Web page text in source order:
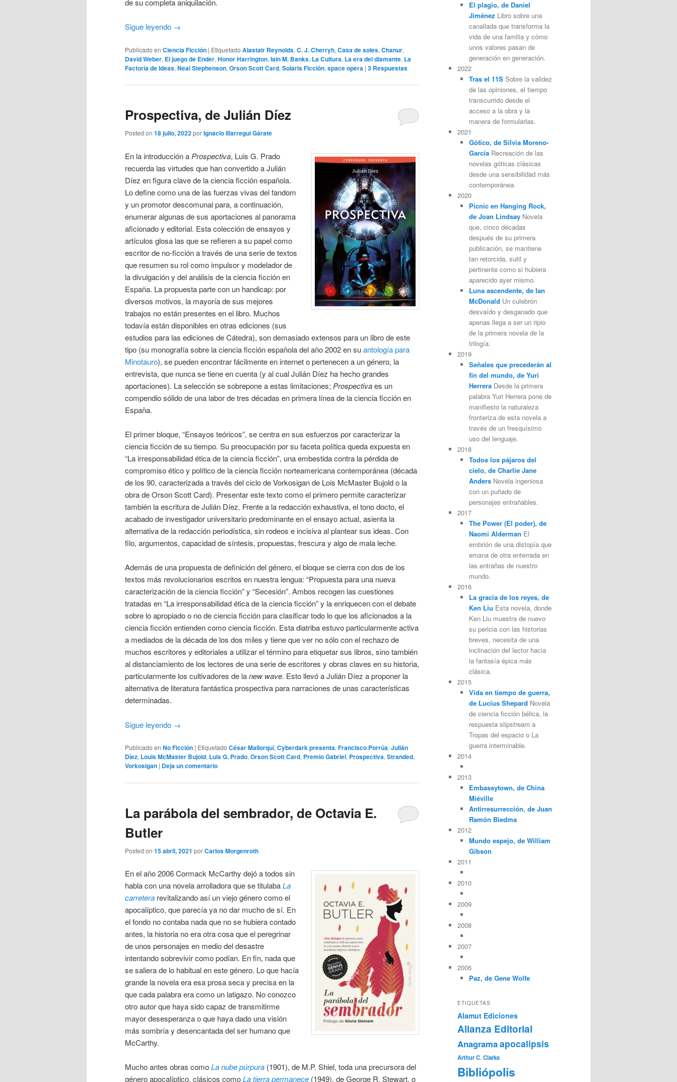
de su completa aniquilación.
Sigue leyendo →
Publicado en Ciencia Ficción | Etiquetado Alastair Reynolds, C. J. Cherryh, Casa de soles, Chanur,
David Weber, El juego de Ender, Honor Harrington, Iain M. Banks, La Cultura, La era del diamante, La
Factoría de Ideas, Neal Stephenson, Orson Scott Card, Solaris Ficción, space opera | 3 Respuestas
Prospectiva, de Julián Díez
Posted on 18 julio, 2022porIgnacio Illarregui Gárate
En la introducción a Prospectiva, Luis G. Prado
recuerda las virtudes que han convertido a Julián
Díez en figura clave de la ciencia ficción española.
Lo define como una de las fuerzas vivas del fandom
y un promotor descomunal para, a continuación,
enumerar algunas de sus aportaciones al panorama
aficionado y editorial. Esta colección de ensayos y
artículos glosa las que se refieren a su papel como
escritor de no-ficción a través de una serie de textos
que resumen su rol como impulsor y modelador de
la divulgación y del análisis de la ciencia ficción en
España. La propuesta parte con un handicap: por
diversos motivos, la mayoría de sus mejores
trabajos no están presentes en el libro. Muchos
todavía están disponibles en otras ediciones (sus
estudios para las ediciones de Cátedra), son demasiado extensos para un libro de este
tipo (su monografía sobre la ciencia ficción española del año 2002 en suantología para
Minotauro), se pueden encontrar fácilmente en internet o pertenecen a un género, la
entrevista, que nunca se tiene en cuenta (y al cual Julián Díez ha hecho grandes
aportaciones). La selección se sobrepone a estas limitaciones; Prospectivaes un
compendio sólido de una labor de tres décadas en primera línea de la ciencia ficción en
España.
El primer bloque, “Ensayos teóricos”, se centra en sus esfuerzos por caracterizar la
ciencia ficción de su tiempo. Su preocupación por su faceta política queda expuesta en
“La irresponsabilidad ética de la ciencia ficción”, una embestida contra la pérdida de
compromiso ético y político de la ciencia ficción norteamericana contemporánea (década
de los 90, caracterizada a través del ciclo de Vorkosigan de Lois McMaster Bujold o la
obra de Orson Scott Card). Presentar este texto como el primero permite caracterizar
también la escritura de Julián Díez. Frente a la redacción exhaustiva, el tono docto, el
acabado de investigador universitario predominante en el ensayo actual, asienta la
alternativa de la redacción periodística, sin rodeos e incisiva al plantear sus ideas. Con
filo, argumentos, capacidad de síntesis, propuestas, frescura y algo de mala leche.
Además de una propuesta de definición del género, el bloque se cierra con dos de los
textos más revolucionarios escritos en nuestra lengua: “Propuesta para una nueva
caracterización de la ciencia ficción” y “Secesión”. Ambos recogen las cuestiones
tratadas en “La irresponsabilidad ética de la ciencia ficción” y la enriquecen con el debate
sobre lo apropiado o no de ciencia ficción para clasificar todo lo que los aficionados a la
ciencia ficción entienden como ciencia ficción. Esta diatriba estuvo particularmente activa
a mediados de la década de los dos miles y tiene que ver no sólo con el rechazo de
muchos escritores y editoriales a utilizar el término para etiquetar sus libros, sino también
al distanciamiento de los lectores de una serie de escritores y obras claves en su historia,
particularmente los cultivadores de lanew wave. Esto llevó a Julián Díez a proponer la
alternativa de literatura fantástica prospectiva para narraciones de unas características
determinadas.
Sigue leyendo →
Publicado en No Ficción | Etiquetado César Mallorquí, Cyberdark presenta, Francisco Porrúa, Julián
Díez, Louis McMaster Bujold, Luis G. Prado, Orson Scott Card, Premio Gabriel, Prospectiva, Stranded,
Vorkosigan | Deja un comentario
La parábola del sembrador, de Octavia E.
Butler
Posted on 15 abril, 2021 porCarlos Morgenroth
En el año 2006 Cormack McCarthy dejó a todos sin
habla con una novela arrolladora que se titulabaLa
carretera revitalizando así un viejo género como el
apocalíptico, que parecía ya no dar mucho de sí. En
el fondo no contaba nada que no se hubiera contado
antes, la historia no era otra cosa que el peregrinar
de unos personajes en medio del desastre
intentando sobrevivir como podían. En fin, nada que
se saliera de lo habitual en este género. Lo que hacía
grande la novela era esa prosa seca y precisa en la
que cada palabra era como un latigazo. No conozco
otro autor que haya sido capaz de transmitirme
mayor desesperanza o que haya dado una visión
más sombría y desencantada del ser humano que
McCarthy.
Mucho antes obras comoLa nube púrpura (1901), de M.P. Shiel, toda una precursora del
género apocalíptico, clásicos comoLa tierra permanece (1949), de George R. Stewart, o
El plagio, de Daniel
Jiménez Libro sobre una
canallada que transforma la
vida de una familia y cómo
unos valores pasan de
generación en generación.
2022
Tras el 11SSobre la validez
de las opiniones, el tiempo
transcurrido desde el
acceso a la obra y la
manera de formularlas.
2021
Gótico, de Silvia Moreno-
GarcíaRecreación de las
novelas góticas clásicas
desde una sensibilidad más
contemporánea.
2020
Picnic en Hanging Rock,
de Joan LindsayNovela
que, cinco décadas
después de su primera
publicación, se mantiene
tan retorcida, sutil y
pertinente como si hubiera
aparecido ayer mismo.
Luna ascendente, de Ian
McDonald Un culebrón
desvaído y desganado que
apenas llega a ser un ripio
de la primera novela de la
trilogía.
2019
Señales que precederán al
fin del mundo, de Yuri
HerreraDesde la primera
palabra Yuri Herrera pone de
manifiesto la naturaleza
fronteriza de esta novela a
través de un fresquísimo
uso del lenguaje.
2018
Todos los pájaros del
cielo, de Charlie Jane
AndersNovela ingeniosa
con un puñado de
personajes entrañables.
2017
The Power (El poder), de
Naomi Alderman El
embrión de una distopía que
emana de otra enterrada en
las entrañas de nuestro
mundo.
2016
La gracia de los reyes, de
Ken Liu Esta novela, donde
Ken Liu muestra de nuevo
su pericia con las historias
breves, necesita de una
inclinación del lector hacia
la fantasía épica más
clásica.
2015
Vida en tiempo de guerra,
de Lucius Shepard Novela
de ciencia ficción bélica, la
respuesta slipstream a
Tropas del espacio o La
guerra interminable.
2014
2013
Embassytown, de China
Miéville
Antirresurrección, de Juan
Ramón Biedma
2012
Mundo espejo, de William
Gibson
2011
2010
2009
2008
2007
2006
Paz, de Gene Wolfe
ETIQUETAS
Alamut Ediciones
Alianza Editorial
Anagramaapocalipsis
Arthur C. Clarke
Bibliópolis